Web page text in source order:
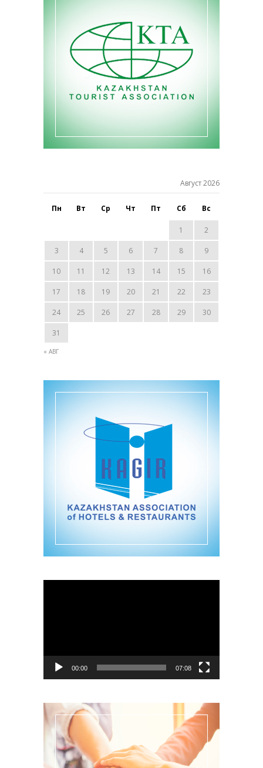
Август 2026
Пн Вт Ср Чт Пт Сб Вс
1 2
3 4 5 6 7 8 9
10 11 12 13 14 15 16
17 18 19 20 21 22 23
24 25 26 27 28 29 30
31
« АВГ
00:00 07:08